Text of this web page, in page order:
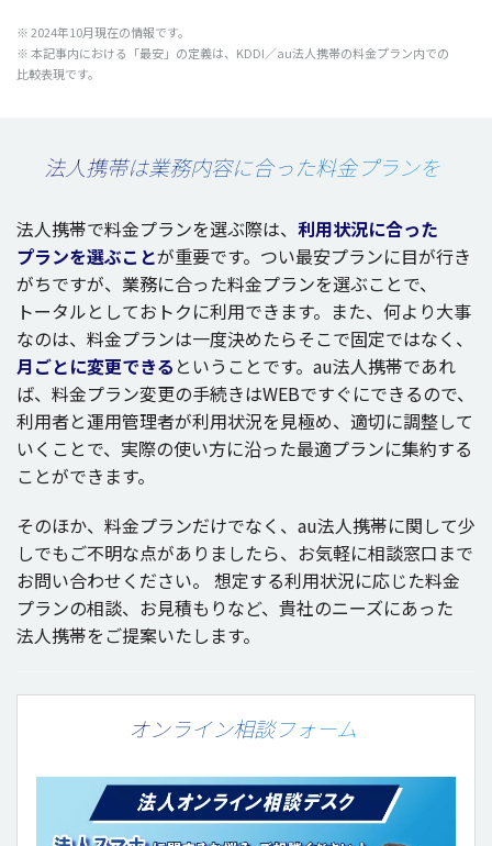
※ 2024年10月現在の情報です。
※本記事内における「最安」の定義は、KDDI／au法人携帯の料金プラン内での
比較表現です。
法人携帯は業務内容に合った料金プランを
法人携帯で料金プランを選ぶ際は、 利用状況に合った
プランを選ぶことが重要です。つい最安プランに目が行き
がちですが、 業務に合った料金プランを選ぶことで、
トータルとしてお トクに利用できます。また、何より大事
なのは、 料金プランは一度決めたらそこで固定ではなく、
月ごとに変更できる ということです。au法人携帯であれ
ば、 料金プラン変更の手続きはWEBですぐにできるので、
利用者と運用管理者が利用状況を 見極め、 適切に調整して
いくことで、 実際の使い方に沿った最適プランに集約する
ことができます。
そのほか、 料金プランだけでなく、au法人携帯に関して少
しでもご不明な点がありましたら、お気軽に相談窓口 まで
お問い合わせください。 想定する利用状況に応じた料金
プランの相談、お見積もりなど、 貴社のニーズにあった
法人携帯をご提案いたします。
オンライン相談フォーム